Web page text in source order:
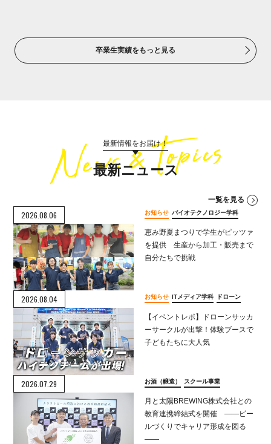
卒業生実績をもっと見る
最新情報をお届け！
最新ニュース
一覧を見る
2026.08.06
恵み野夏まつりで学生がピッツァ
を提供 生産から加工・販売まで
自分たちで挑戦
お知らせ バイオテクノロジー学科
2026.08.04
【イベントレポ】ドローンサッカ
ーサークルが出撃！体験ブースで
子どもたちに大人気
お知らせ ITメディア学科 ドローン
2026.07.29
月と太陽BREWING株式会社との
教育連携締結式を開催 ――ビー
ルづくりでキャリア形成を図る
――
お酒（醸造） スクール事業